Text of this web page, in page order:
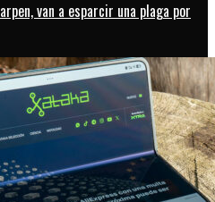
van a esparcir una plaga por